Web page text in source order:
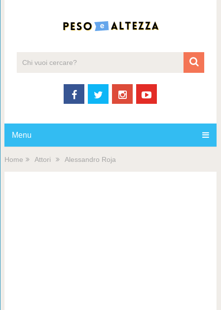
Menu
Home Attori Alessandro Roja